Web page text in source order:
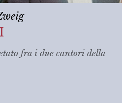
fra i due cantori della